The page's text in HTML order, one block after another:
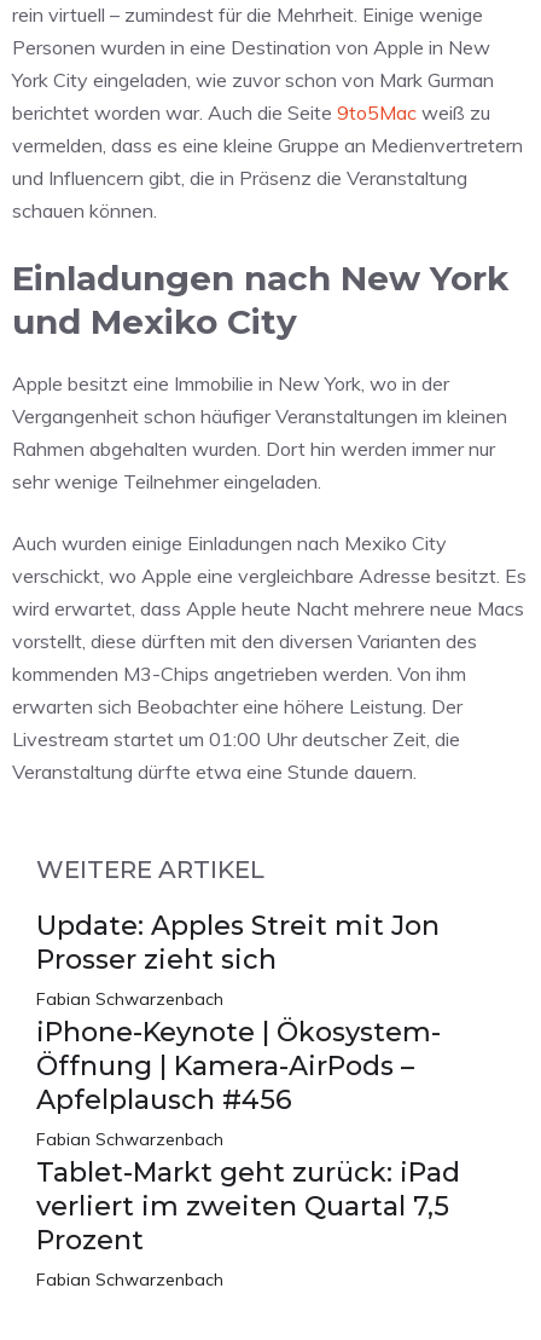
rein virtuell – zumindest für die Mehrheit. Einige wenige
Personen wurden in eine Destination von Apple in New
York City eingeladen, wie zuvor schon von Mark Gurman
berichtet worden war. Auch die Seite 9to5Mac weiß zu
vermelden, dass es eine kleine Gruppe an Medienvertretern
und Influencern gibt, die in Präsenz die Veranstaltung
schauen können.
Einladungen nach New York
und Mexiko City
Apple besitzt eine Immobilie in New York, wo in der
Vergangenheit schon häufiger Veranstaltungen im kleinen
Rahmen abgehalten wurden. Dort hin werden immer nur
sehr wenige Teilnehmer eingeladen.
Auch wurden einige Einladungen nach Mexiko City
verschickt, wo Apple eine vergleichbare Adresse besitzt. Es
wird erwartet, dass Apple heute Nacht mehrere neue Macs
vorstellt, diese dürften mit den diversen Varianten des
kommenden M3-Chips angetrieben werden. Von ihm
erwarten sich Beobachter eine höhere Leistung. Der
Livestream startet um 01:00 Uhr deutscher Zeit, die
Veranstaltung dürfte etwa eine Stunde dauern.
WEITERE ARTIKEL
Update: Apples Streit mit Jon
Prosser zieht sich
Fabian Schwarzenbach
iPhone-Keynote | Ökosystem-
Öffnung | Kamera-AirPods –
Apfelplausch #456
Fabian Schwarzenbach
Tablet-Markt geht zurück: iPad
verliert im zweiten Quartal 7,5
Prozent
Fabian Schwarzenbach